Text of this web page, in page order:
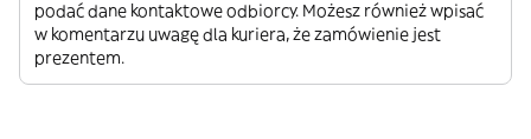
podać dane kontaktowe odbiorcy. Możesz również wpisać
w komentarzu uwagę dla kuriera, że zamówienie jest
prezentem.